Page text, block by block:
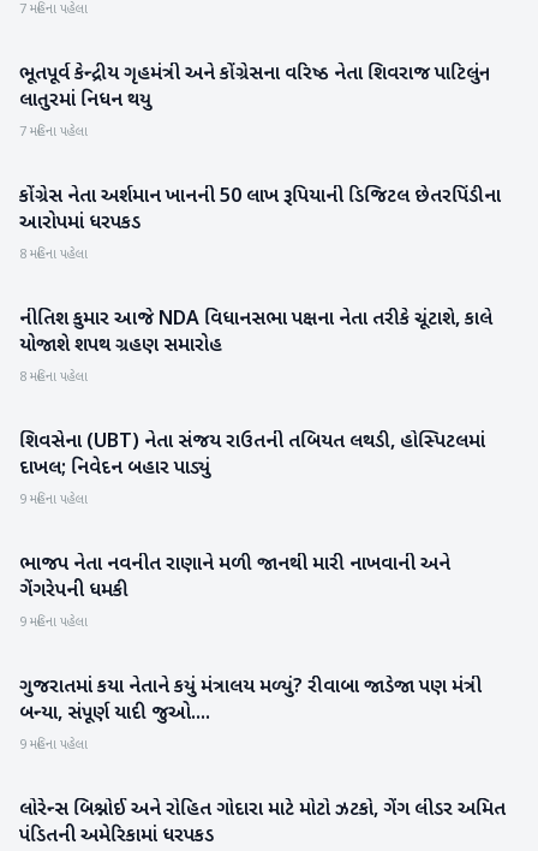
7 મહિના પહેલા
રાષ્ટ્રીય
ભૂતપૂર્વ કેન્દ્રીય ગૃહમંત્રી અને કોંગ્રેસના વરિષ્ઠ નેતા શિવરાજ પાટિલનું
લાતુરમાં નિધન થયુ
7 મહિના પહેલા
ગુજરાત
કોંગ્રેસ નેતા અર્શમાન ખાનની 50 લાખ રૂપિયાની ડિજિટલ છેતરપિંડીના
આરોપમાં ધરપકડ
8 મહિના પહેલા
રાષ્ટ્રીય
નીતિશ કુમાર આજે NDA વિધાનસભા પક્ષના નેતા તરીકે ચૂંટાશે, કાલે
યોજાશે શપથ ગ્રહણ સમારોહ
8 મહિના પહેલા
રાષ્ટ્રીય
શિવસેના (UBT) નેતા સંજય રાઉતની તબિયત લથડી, હોસ્પિટલમાં
દાખલ; નિવેદન બહાર પાડ્યું
9 મહિના પહેલા
રાષ્ટ્રીય
ભાજપ નેતા નવનીત રાણાને મળી જાનથી મારી નાખવાની અને
ગેંગરેપની ધમકી
9 મહિના પહેલા
ગુજરાત
ગુજરાતમાં કયા નેતાને કયું મંત્રાલય મળ્યું? રીવાબા જાડેજા પણ મંત્રી
બન્યા, સંપૂર્ણ યાદી જુઓ....
9 મહિના પહેલા
રાષ્ટ્રીય
લોરેન્સ બિશ્નોઈ અને રોહિત ગોદારા માટે મોટો ઝટકો, ગેંગ લીડર અમિત
પંડિતની અમેરિકામાં ધરપકડ